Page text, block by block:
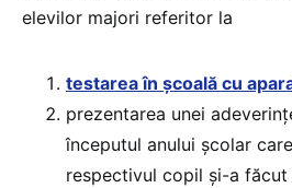
elevilor majori referitor la
testarea în şcoală cu
prezentarea unei
începutul anului şcolar
respectivul copil şi-a făcut